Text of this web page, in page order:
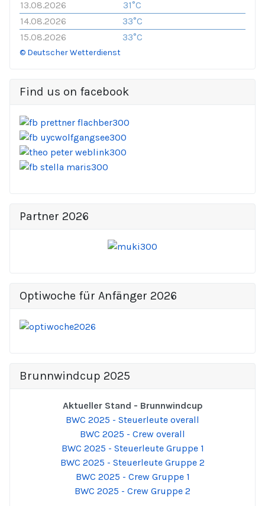
13.08.2026
31°C
14.08.2026
33°C
15.08.2026
33°C
© Deutscher Wetterdienst
Find us on facebook
Partner 2026
Optiwoche für Anfänger 2026
Brunnwindcup 2025
Aktueller Stand - Brunnwindcup
BWC 2025 - Steuerleute overall
BWC 2025 - Crew overall
BWC 2025 - Steuerleute Gruppe 1
BWC 2025 - Steuerleute Gruppe 2
BWC 2025 - Crew Gruppe 1
BWC 2025 - Crew Gruppe 2